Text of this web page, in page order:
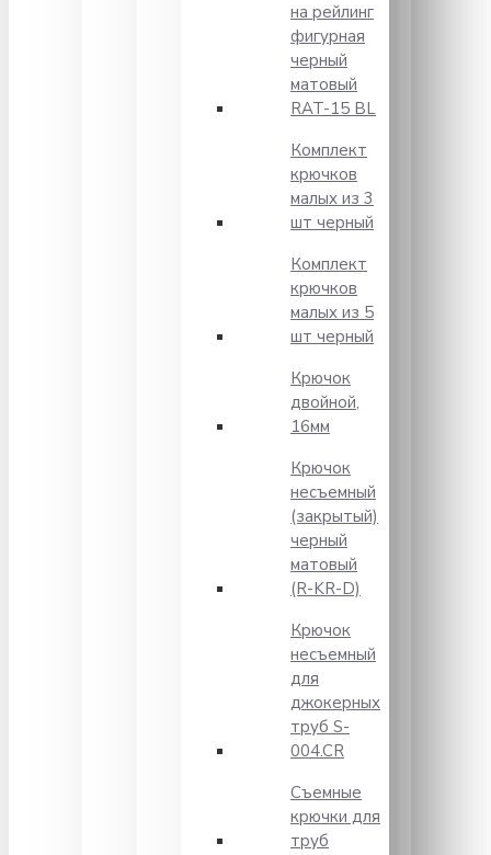
на рейлинг
фигурная
черный
матовый
RAT-15 BL
Комплект
крючков
малых из 3
шт черный
Комплект
крючков
малых из 5
шт черный
Крючок
двойной,
16мм
Крючок
несъемный
(закрытый)
черный
матовый
(R-KR-D)
Крючок
несъемный
для
джокерных
труб S-
004.CR
Съемные
крючки для
труб